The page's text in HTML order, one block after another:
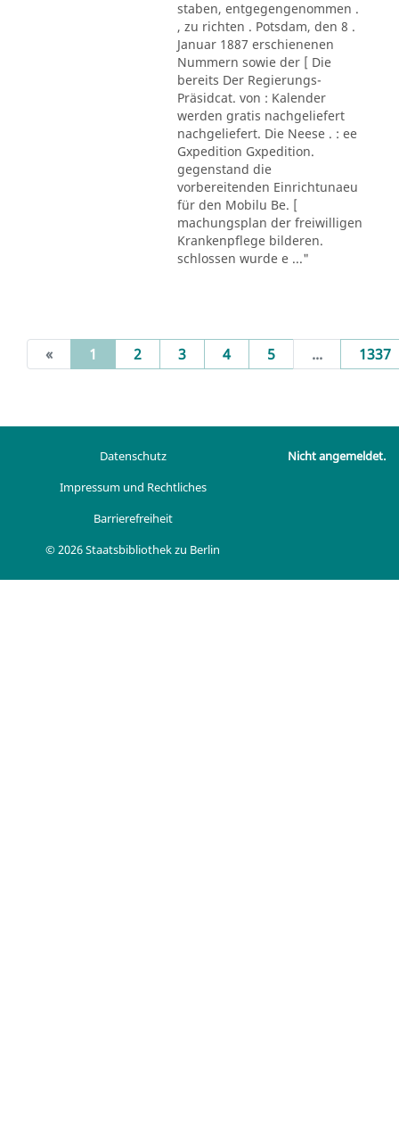
staben, entgegengenommen .
, zu richten . Potsdam, den 8 .
Januar 1887 erschienenen
Nummern sowie der [ Die
bereits Der Regierungs-
Präsidcat. von : Kalender
werden gratis nachgeliefert
nachgeliefert. Die Neese . : ee
Gxpedition Gxpedition.
gegenstand die
vorbereitenden Einrichtunaeu
für den Mobilu Be. [
machungsplan der freiwilligen
Krankenpflege bilderen.
schlossen wurde e ..."
« 1 (current)
2 3 4 5 ... 1337
Datenschutz
Impressum und Rechtliches
Barrierefreiheit
© 2026 Staatsbibliothek zu Berlin
Nicht angemeldet.